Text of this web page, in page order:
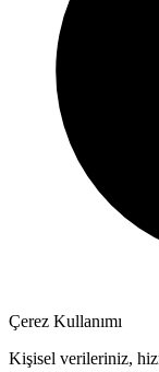
Çerez Kullanımı
Kişisel verileriniz,